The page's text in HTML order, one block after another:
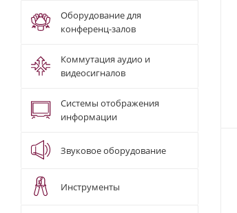
Оборудование для
конференц-залов
Коммутация аудио и
видеосигналов
Системы отображения
информации
Звуковое оборудование
Инструменты